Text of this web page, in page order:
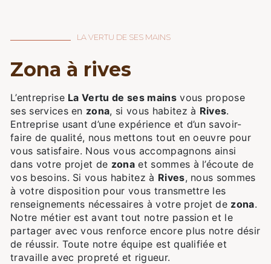
LA VERTU DE SES MAINS
zona à rives
L’entreprise La Vertu de ses mainsvous propose
ses services en zona, si vous habitez à Rives.
Entreprise usant d’une expérience et d’un savoir-
faire de qualité, nous mettons tout en oeuvre pour
vous satisfaire. Nous vous accompagnons ainsi
dans votre projet de zona et sommes à l’écoute de
vos besoins. Si vous habitez à Rives, nous sommes
à votre disposition pour vous transmettre les
renseignements nécessaires à votre projet de zona.
Notre métier est avant tout notre passion et le
partager avec vous renforce encore plus notre désir
de réussir. Toute notre équipe est qualifiée et
travaille avec propreté et rigueur.